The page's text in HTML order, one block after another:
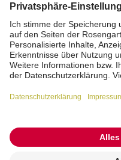
Impressum
Interne Meldestelle
Barrierefreiheitserklärung